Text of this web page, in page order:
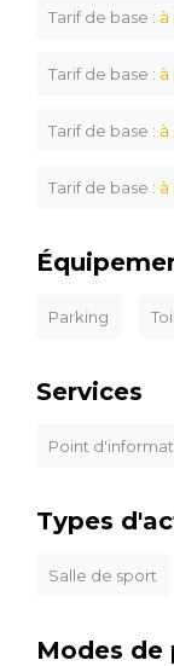
Tarif de base : à
Tarif de base : à
Tarif de base : à
Tarif de base : à
Parking
Services
Point
Types
Salle de sport
Modes de